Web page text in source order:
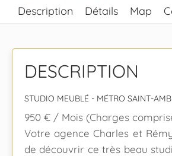
Description Détails Map
DESCRIPTION
STUDIO MEUBLÉ - MÉTRO SAINT-
950 € / Mois (Charges
Votre agence Charles et
de découvrir ce très beau